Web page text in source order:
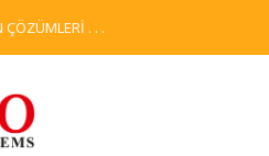
ÇÖZÜMLERİ . . .